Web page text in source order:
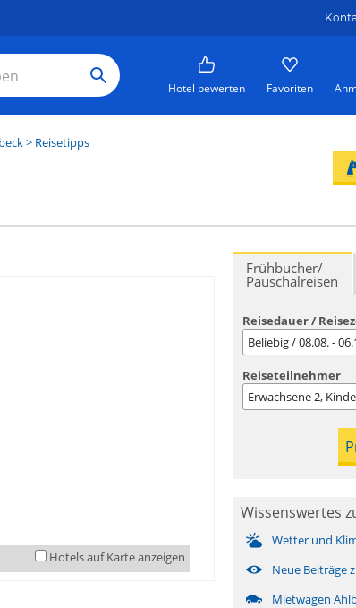
Hotel bewerten Favoriten
> Reisetipps
Hotels auf Karte anzeigen
Frühbucher/
Pauschalreisen
Reisedauer /
Beliebig / 08.08. -
Reiseteilnehmer
Erwachsene2,
Wissenswertes
Wetter und
Neue Beiträge
Mietwagen